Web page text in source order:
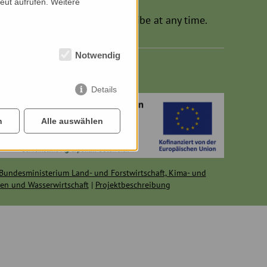
German. You can unsubscribe at any time.
Land- und Forstwirtschaft, Kima- und
und Wasserwirtschaft| Projektbeschreibung
Notwendig
Details
Alle auswählen